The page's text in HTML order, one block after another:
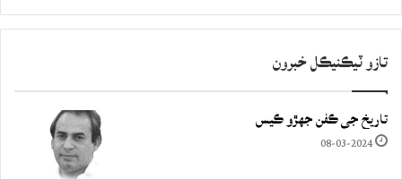
تازو ٽيڪنيڪل خبرون
تاريخ جي ڪفن جھڙو ڪيس
08-03-2024